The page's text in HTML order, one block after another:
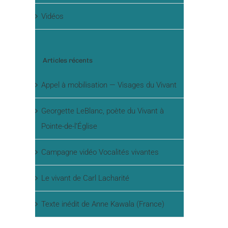
Vidéos
Articles récents
Appel à mobilisation — Visages du Vivant
Georgette LeBlanc, poète du Vivant à
Pointe-de-l’Église
Campagne vidéo Vocalités vivantes
Le vivant de Carl Lacharité
Texte inédit de Anne Kawala (France)